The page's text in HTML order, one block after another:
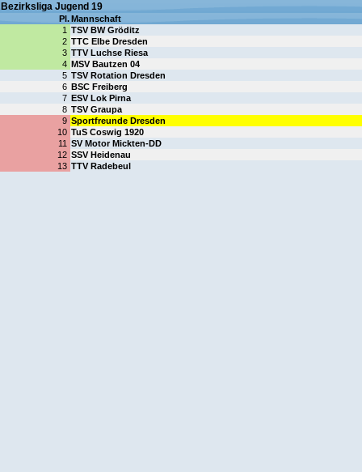
Bezirksliga Jugend 19
Pl.Mannschaft
1 TSV BW Gröditz
2 TTC Elbe Dresden
3 TTV Luchse Riesa
4 MSV Bautzen 04
5 TSV Rotation Dresden
6 BSC Freiberg
7 ESV Lok Pirna
8 TSV Graupa
9 Sportfreunde Dresden
10 TuS Coswig 1920
11 SV Motor Mickten-DD
12 SSV Heidenau
13 TTV Radebeul